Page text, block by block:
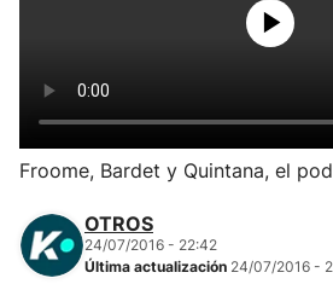
Atletismo
Froome, Bardet y Quintana, el
OTROS
24/07/2016 - 22:42
Última actualización 24/07/2016 -